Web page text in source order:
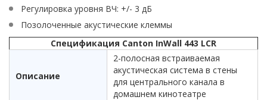
Регулировка уровня ВЧ: +/- 3 дБ
Позолоченные акустические клеммы
Спецификация Canton InWall 443 LCR
Описание
2-полосная встраиваемая
акустическая система в стены
для центрального канала в
домашнем кинотеатре